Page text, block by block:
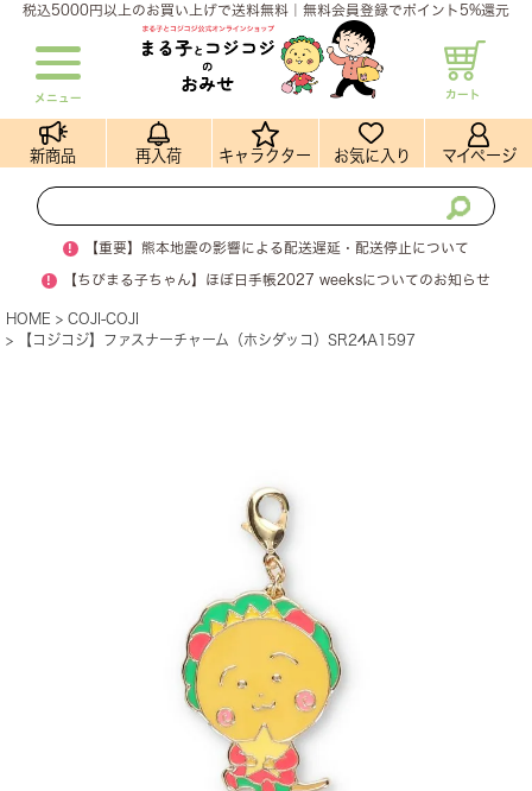
税込5000円以上のお買い上げで送料無料｜無料会員登録でポイント5%還元
メニュー カート
新商品 再入荷 キャラクター お気に入り マイページ
! 【重要】熊本地震の影響による配送遅延・配送停止について
! 【ちびまる子ちゃん】ほぼ日手帳2027 weeksについてのお知らせ
HOME
COJI-COJI
【コジコジ】ファスナーチャーム（ホシダッコ）SR24A1597